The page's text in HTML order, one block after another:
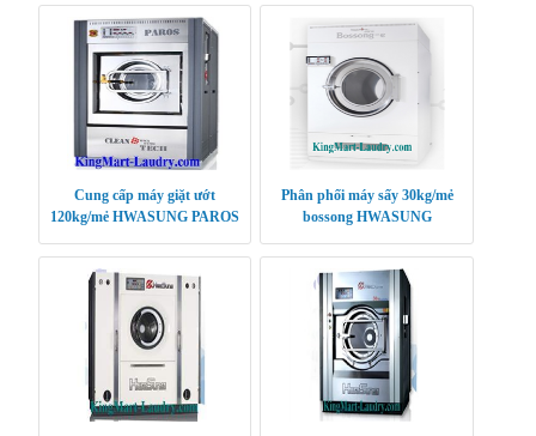
Cung cấp máy giặt ướt
120kg/mẻ HWASUNG PAROS
Phân phối máy sấy 30kg/mẻ
bossong HWASUNG